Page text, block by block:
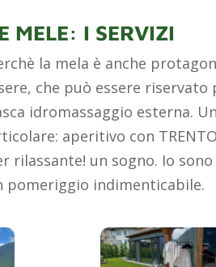
MELE: I SERVIZI
la mela è anche
che può essere riservato
idromassaggio esterna.
aperitivo con
rilassante! un sogno. Io
pomeriggio indimenticabile.